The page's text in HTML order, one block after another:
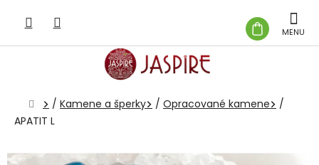
obsah
KOŠÍK
Domov
/ Kamene a šperky / Opracované kamene
/
APATIT L